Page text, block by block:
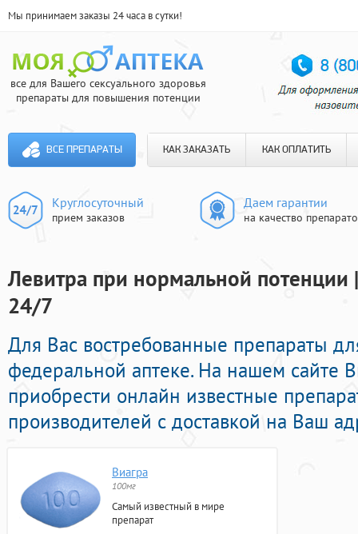
Мы принимаем заказы 24 часа в сутки!
все для Вашего сексуального здоровья
препараты для повышения потенции
ВСЕ ПРЕПАРАТЫ КАК ЗАКАЗАТЬ КАК ОПЛАТИТЬ
Круглосуточный
прием заказов
Даем гарантии
на качество
Левитра при нормальной потенции
24/7
Для Вас востребованные препараты
федеральной аптеке. На нашем сайте
приобрести онлайн известные
производителей с доставкой на Ваш
Виагра
100мг
Самый известный в мире
препарат